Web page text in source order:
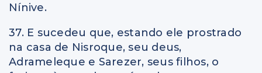
Nínive.
37. E sucedeu que, estando ele prostrado
na casa de Nisroque, seu deus,
Adrameleque e Sarezer, seus filhos, o